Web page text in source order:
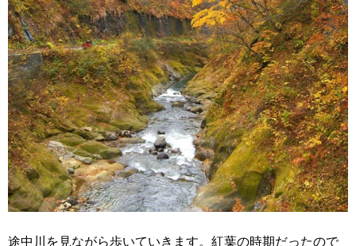
途中川を見ながら歩いていきます。紅葉の時期だったので